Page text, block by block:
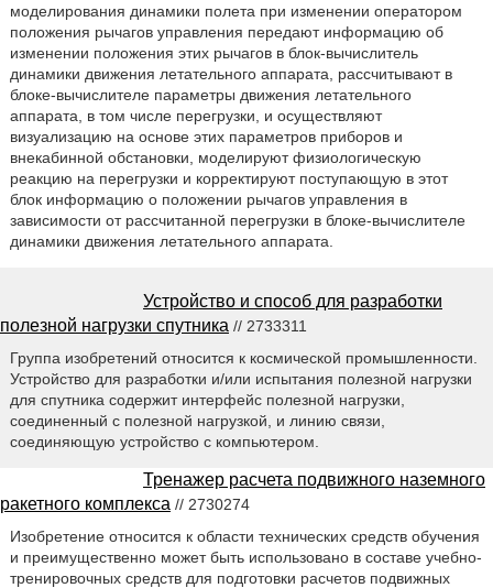
моделирования динамики полета при изменении оператором
положения рычагов управления передают информацию об
изменении положения этих рычагов в блок-вычислитель
динамики движения летательного аппарата, рассчитывают в
блоке-вычислителе параметры движения летательного
аппарата, в том числе перегрузки, и осуществляют
визуализацию на основе этих параметров приборов и
внекабинной обстановки, моделируют физиологическую
реакцию на перегрузки и корректируют поступающую в этот
блок информацию о положении рычагов управления в
зависимости от рассчитанной перегрузки в блоке-вычислителе
динамики движения летательного аппарата.
Устройство и способ для разработки
полезной нагрузки спутника // 2733311
Группа изобретений относится к космической промышленности.
Устройство для разработки и/или испытания полезной нагрузки
для спутника содержит интерфейс полезной нагрузки,
соединенный с полезной нагрузкой, и линию связи,
соединяющую устройство с компьютером.
Тренажер расчета подвижного наземного
ракетного комплекса // 2730274
Изобретение относится к области технических средств обучения
и преимущественно может быть использовано в составе учебно-
тренировочных средств для подготовки расчетов подвижных